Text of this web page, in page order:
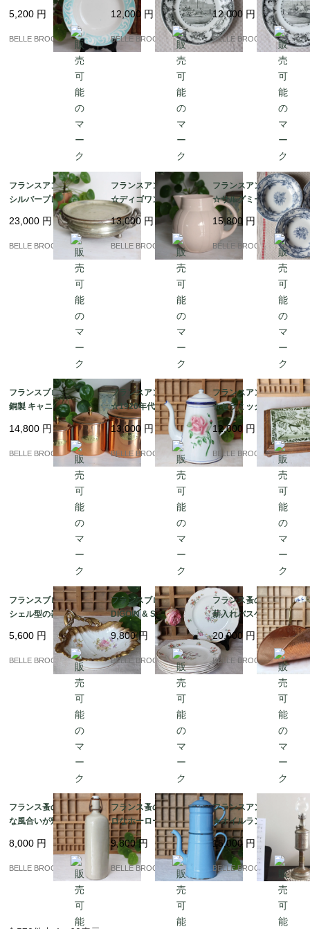
ミンヌ Honfleur ターコ
イズブルーの美しいプ
レート/皿｜フランス発
送（到着まで2-3週間）
5,200 円
BELLE BROCANTE
エ・モントロー Creil e
t Montereau「La Chas
se au Cerf」Assiette
Parlante｜フランスか
12,000 円
BELLE BROCANTE
エ・モントロー Creil e
t Montereau「La Cour
se des Haies」Assiett
e Parlante｜フランス
12,000 円
BELLE BROCANTE
フランスアンティーク/
シルバープレート☆華
麗な装飾ハンドル付き
保温ディッシュ（フー
ドウォーマー）｜フラ
ンス発送（到着まで2-3
23,000 円
BELLE BROCANTE
フランスアンティーク
☆ディゴワン サルグミ
ーヌ ピッチャー |Digoi
n & Sarreguemines パ
ンプキン型 パウダーピ
ンク｜フランス発送
（到着まで2-3週間）
13,000 円
BELLE BROCANTE
フランスアンティーク
☆サルグミーヌ スープ
皿 3枚セット SARREG
UEMINES SERES｜フ
ランス発送（到着まで2
15,800 円
BELLE BROCANTE
フランスブロカント |
銅製 キャニスター3点
セット (THÉ / CAFÉ / S
UCRE) | ヴィンテージ
雑貨｜フランス発送
（到着まで2-3週間）
14,800 円
BELLE BROCANTE
フランスアンティーク
☆1920年代 Japy La R
ose ホーロー コーヒー
ポット、シャビーシッ
クスタイル｜フランス
発送（到着まで2-3週
13,000 円
BELLE BROCANTE
フランスアンティーク
☆セラミックタイル鍋
敷き、鳥のモチーフ、
木製の縁取り｜フラン
ス発送（到着まで2-3週
間）
12,000 円
BELLE BROCANTE
フランスブロカント★
シェル型の器 ハンド
ル付 Maison Barbier｜
フランス発送（到着ま
で2-3週間）
5,600 円
BELLE BROCANTE
フランスブロカント★
DIGOIN & SARREGUE
MINES お皿7枚｜フラ
ンス発送（到着まで2-3
週間）
9,800円
BELLE BROCANTE
フランス蚤の市★銅製
薪入れバスケット｜フ
ランス発送（到着まで2
-3週間）
20,000 円
BELLE BROCANTE
フランス蚤の市★素朴
な風合いが魅力のアン
ティーク陶器瓶｜フラ
ンス発送（到着まで2-3
8,000 円
BELLE BROCANTE
フランス蚤の市★レト
ロなホーローコーヒー
ポット【シャビーシッ
クなブルー】｜フラン
ス発送（到着まで2-3週
間）
9,800円
BELLE BROCANTE
フランスアンティーク
★オイルランプ Lampe
Pigeon (ランプ・ピジ
ョン)｜フランス発送
（到着まで2-3週間）
15,000 円
BELLE BROCANTE